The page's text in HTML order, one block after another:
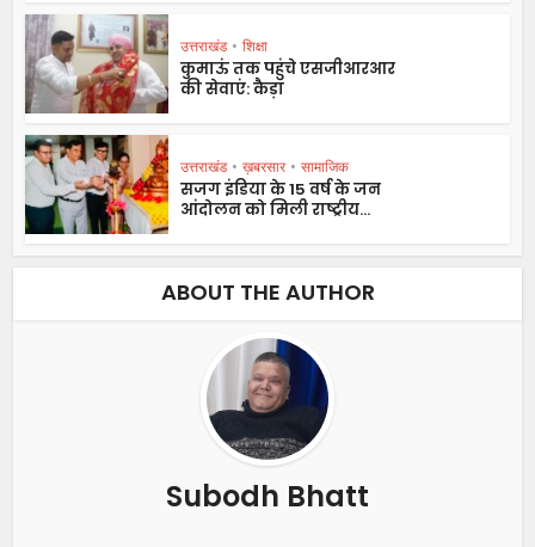
उत्तराखंड • शिक्षा
कुमाऊं तक पहुंचे एसजीआरआर
की सेवाएं: कैड़ा
उत्तराखंड • ख़बरसार • सामाजिक
सजग इंडिया के 15 वर्ष के जन
आंदोलन को मिली राष्ट्रीय...
ABOUT THE AUTHOR
Subodh Bhatt